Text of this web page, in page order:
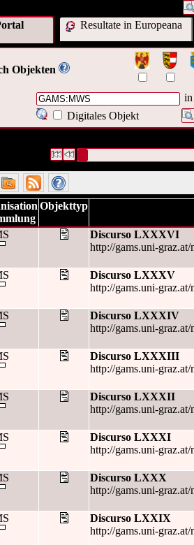
Resultate in Europeana
Objekten
in
Digitales Objekt
Objekttyp
Discurso LXXXVI
http://gams.uni-
Discurso LXXXV
http://gams.uni-
Discurso LXXXIV
http://gams.uni-
Discurso LXXXIII
http://gams.uni-
Discurso LXXXII
http://gams.uni-
Discurso LXXXI
http://gams.uni-
Discurso LXXX
http://gams.uni-
Discurso LXXIX
http://gams.uni-